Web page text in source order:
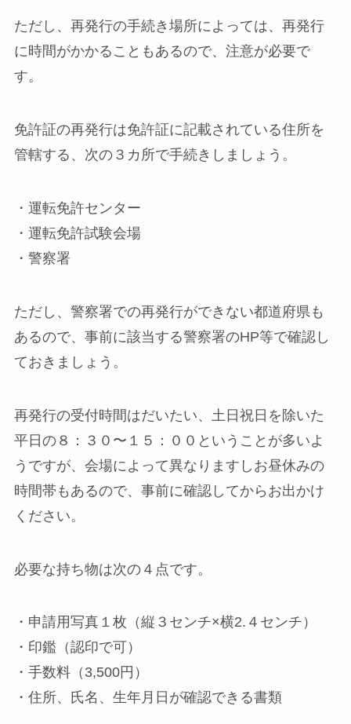
ただし、再発行の手続き場所によっては、再発行
に時間がかかることもあるので、注意が必要で
す。
免許証の再発行は免許証に記載されている住所を
管轄する、次の３カ所で手続きしましょう。
・運転免許センター
・運転免許試験会場
・警察署
ただし、警察署での再発行ができない都道府県も
あるので、事前に該当する警察署のHP等で確認し
ておきましょう。
再発行の受付時間はだいたい、土日祝日を除いた
平日の８：３０〜１５：００ということが多いよ
うですが、会場によって異なりますしお昼休みの
時間帯もあるので、事前に確認してからお出かけ
ください。
必要な持ち物は次の４点です。
・申請用写真１枚（縦３センチ×横2.４センチ）
・印鑑（認印で可）
・手数料（3,500円）
・住所、氏名、生年月日が確認できる書類